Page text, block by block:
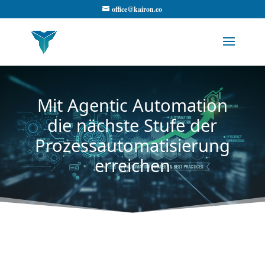
office@kairon.co
Mit Agentic Automation
die nächste Stufe der
Prozessautomatisierung
erreichen